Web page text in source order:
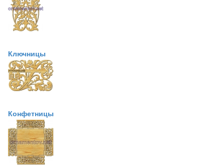
Ключницы
Конфетницы